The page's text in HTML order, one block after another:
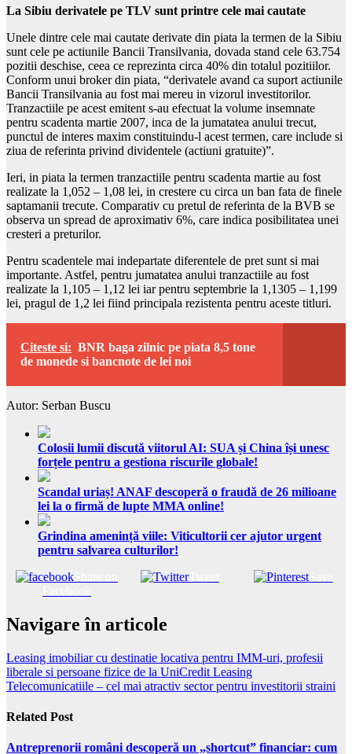
La Sibiu derivatele pe TLV sunt printre cele mai cautate
Unele dintre cele mai cautate derivate din piata la termen de la Sibiu
sunt cele pe actiunile Bancii Transilvania, dovada stand cele 63.754
pozitii deschise, ceea ce reprezinta circa 40% din totalul pozitiilor.
Conform unui broker din piata, “derivatele avand ca suport actiunile
Bancii Transilvania au fost mai mereu in vizorul investitorilor.
Tranzactiile pe acest emitent s-au efectuat la volume insemnate
pentru scadenta martie 2007, inca de la jumatatea anului trecut,
punctul de interes maxim constituindu-l acest termen, care include si
ziua de referinta privind dividentele (actiuni gratuite)”.
Ieri, in piata la termen tranzactiile pentru scadenta martie au fost
realizate la 1,052 – 1,08 lei, in crestere cu circa un ban fata de finele
saptamanii trecute. Comparativ cu pretul de referinta de la BVB se
observa un spread de aproximativ 6%, care indica posibilitatea unei
cresteri a preturilor.
Pentru scadentele mai indepartate diferentele de pret sunt si mai
importante. Astfel, pentru jumatatea anului tranzactiile au fost
realizate la 1,105 – 1,12 lei iar pentru septembrie la 1,1305 – 1,199
lei, pragul de 1,2 lei fiind principala rezistenta pentru aceste titluri.
Citeste si: BNR baga zilnic pe piata 8,5 tone
de monede si bancnote de lei noi
Autor: Serban Buscu
Colosii lumii discută viitorul AI: SUA și China își unesc
forțele pentru a gestiona riscurile globale!
Scandal uriaș! ANAF descoperă o fraudă de 26 milioane
lei la o firmă de lupte MMA online!
Grindina amenință viile: Viticultorii cer ajutor urgent
pentru salvarea culturilor!
Tweet Save
Navigare în articole
Leasing imobiliar cu destinatie locativa pentru IMM-uri, profesii
liberale si persoane fizice de la UniCredit Leasing
Telecomunicatiile – cel mai atractiv sector pentru investitorii straini
Related Post
Antreprenorii români descoperă un „shortcut” financiar: cum